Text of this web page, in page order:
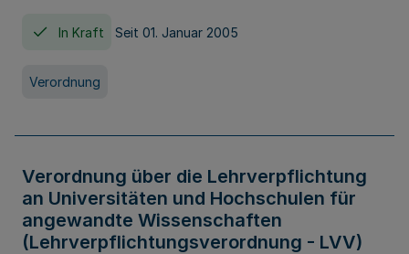
In Kraft Seit 01. Januar 2005
Verordnung
Verordnung über die Lehrverpflichtung
an Universitäten und Hochschulen für
angewandte Wissenschaften
(Lehrverpflichtungsverordnung - LVV)